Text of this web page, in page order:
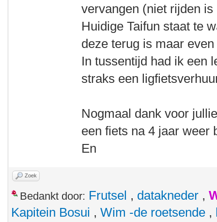
vervangen (niet rijden is
Huidige Taifun staat te
deze terug is maar
In tussentijd had ik een
straks een
Nogmaal dank voor
een fiets na 4 jaar weer
En
Zoek
Bedankt door: Frutsel , datakneder ,
Kapitein Bosui , Wim -de roetsende ,